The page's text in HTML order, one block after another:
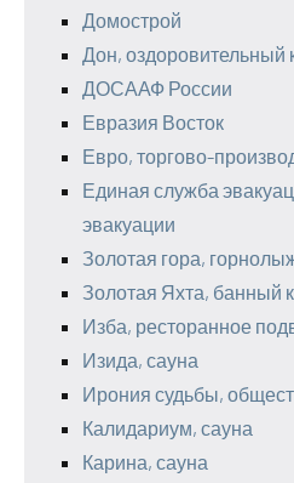
Домострой
Дон, оздоровительный
ДОСААФ России
Евразия Восток
Евро, торгово-
Единая служба
эвакуации
Золотая гора,
Золотая Яхта, банный
Изба, ресторанное
Изида, сауна
Ирония судьбы,
Калидариум, сауна
Карина, сауна